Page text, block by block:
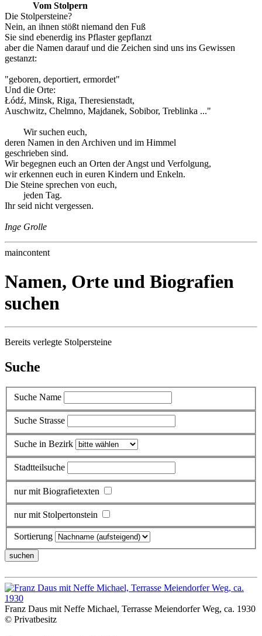
Vom Stolpern
Die Stolpersteine?
Nein, an ihnen stößt niemand den Fuß
Sie sind ebenerdig ins Pflaster gepflanzt
aber die Namen darauf und die Zeichen sind uns ins Gewissen
gestanzt:
"geboren, deportiert, ermordet"
Und die Orte:
Łódź, Minsk, Riga, Theresienstadt,
Auschwitz, Chelmno, Majdanek, Sobibor, Treblinka ..."
Wir suchen euch,
deren Namen in den Archiven und im Himmel
geschrieben sind.
Wir begegnen euch an Orten der Angst und Verfolgung,
wir erkennen euch in euren Kindern und Enkeln.
Die Steine sprechen von euch,
jeden Tag.
Ihr seid nicht vergessen.
Inge Grolle
maincontent
Namen, Orte und Biografien
suchen
Bereits verlegte Stolpersteine
Suche
Suche Name
Suche Strasse
Suche in Bezirk
Stadtteilsuche
nur mit Biografietexten
nur mit Stolpertonstein
Sortierung
Franz Daus mit Neffe Michael, Terrasse Meiendorfer Weg, ca. 1930
© Privatbesitz